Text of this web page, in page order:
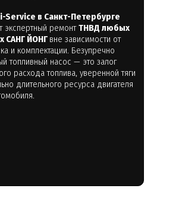
Service в Санкт-Петербурге
экспертный ремонтТНВД любых
САНГ ЙОНГ вне зависимости от
и комплектации. Безупречно
топливный насос — это залог
расхода топлива, уверенной тяги
длительного ресурса двигателя